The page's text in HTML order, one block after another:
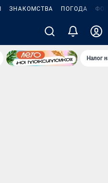
ЗНАКОМСТВА ПОГОДА
Налог